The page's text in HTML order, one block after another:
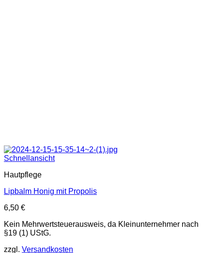
Schnellansicht
Hautpflege
Lipbalm Honig mit Propolis
6,50 €
Kein Mehrwertsteuerausweis, da Kleinunternehmer nach
§19 (1) UStG.
zzgl. Versandkosten